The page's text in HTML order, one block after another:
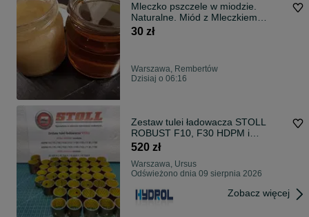
Mleczko pszczele w miodzie.
Naturalne. Miód z Mleczkiem
pszczelim
30 zł
Warszawa, Rembertów
Dzisiaj o 06:16
Zestaw tulei ładowacza STOLL
ROBUST F10, F30 HDPM i
520 zł
Warszawa, Ursus
Odświeżono dnia 09 sierpnia 2026
Zobacz więcej